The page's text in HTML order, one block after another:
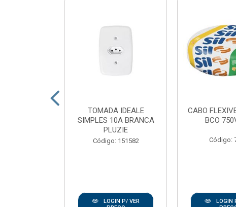
TOMADA IDEALE
SIMPLES 10A BRANCA
PLUZIE
Código: 151582
LOGIN P/ VER
CABO
BCO
Código:
LOGIN